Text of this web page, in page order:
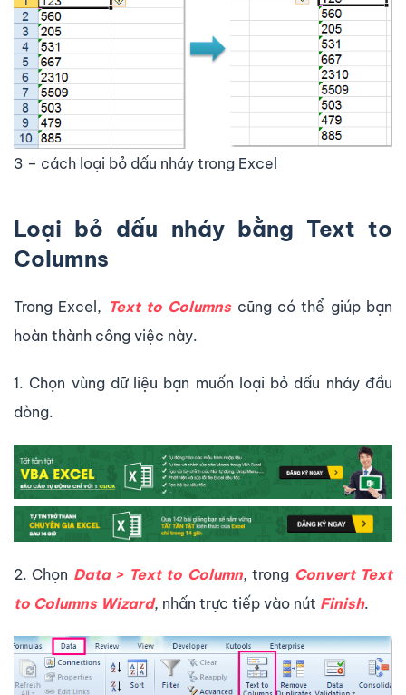
3 – cách loại bỏ dấu nháy trong Excel
Loại bỏ dấu nháy bằng Text to
Columns
Trong Excel, Text to Columns cũng có thể giúp bạn
hoàn thành công việc này.
1. Chọn vùng dữ liệu bạn muốn loại bỏ dấu nháy đầu
dòng.
2. Chọn Data > Text to Column, trong Convert Text
to Columns Wizard, nhấn trực tiếp vào nút Finish.